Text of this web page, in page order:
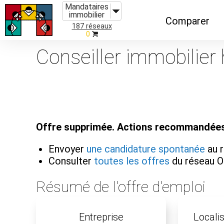
Mandataires
immobilier
187 réseaux
0
Comparer
Caractéristiques
Organismes de
Conseiller immobilier
Offre supprimée. Actions
Envoyer une candidature spontanée au
Consulter toutes les offres du réseau
Résumé de l'offre d'emploi
Entreprise